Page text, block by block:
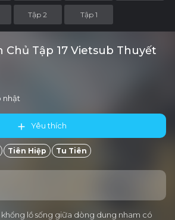
Tập 2 Tập 1
Chủ Tập 17 Vietsub Thuyết
nhật
Yêu thích
Tiên Hiệp Tu Tiên
lồ sống giữa dòng dung nham có